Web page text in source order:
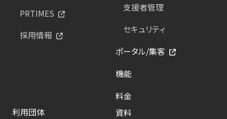
PRTIMES
採用情報
支援者管理
セキュリティ
ポータル/集客
機能
料金
利用団体
資料